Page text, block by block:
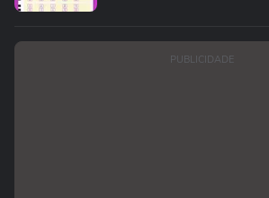
PUBLICIDADE